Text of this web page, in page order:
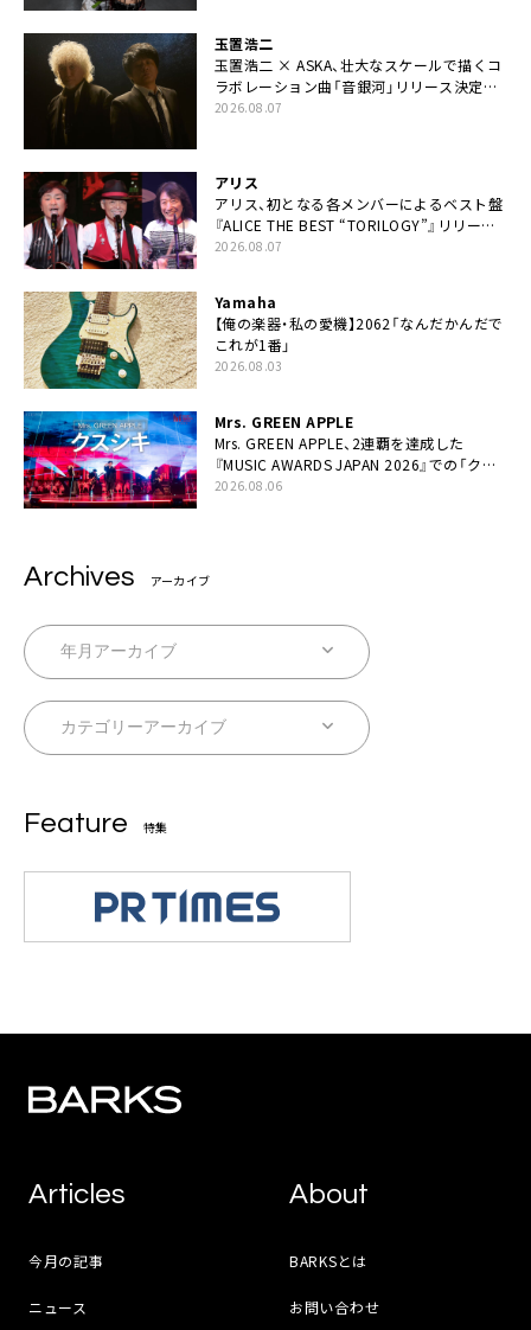
玉置浩二
玉置浩二 × ASKA、壮大なスケールで描くコ
ラボレーション曲「音銀河」リリース決定。
カップリングには新曲「命の宿り」収録も
2026.08.07
アリス
アリス、初となる各メンバーによるベスト盤
『ALICE THE BEST “TORILOGY”』リリース
決定
2026.08.07
Yamaha
【俺の楽器・私の愛機】2062「なんだかんだで
これが1番」
2026.08.03
Mrs. GREEN APPLE
Mrs. GREEN APPLE、2連覇を達成した
『MUSIC AWARDS JAPAN 2026』での「クス
シキ」ライブパフォーマンスをYouTube公開
2026.08.06
Archives アーカイブ
Feature 特集
Articles
今月の記事
ニュース
About
BARKSとは
お問い合わせ